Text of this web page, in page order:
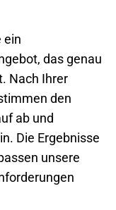
ein
das genau
Nach Ihrer
den
ab und
Die Ergebnisse
unsere